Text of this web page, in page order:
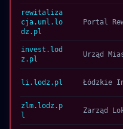
rewitaliza
cja.uml.lo
dz.pl
Portal
invest.lod
z.pl
li.lodz.pl
zlm.lodz.p
l
Zarząd